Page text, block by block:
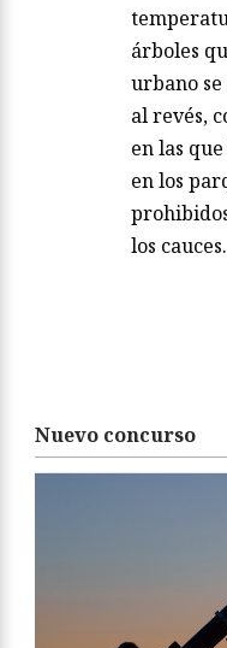
árboles
urbano
al revés,
en las
en los
los cauces.
Nuevo concurso